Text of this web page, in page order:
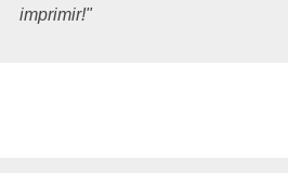
imprimir!"